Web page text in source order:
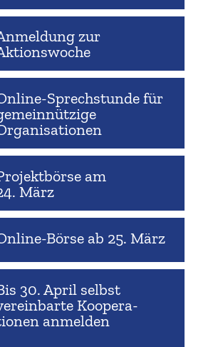
zur
Sprechstunde für
am
März
Börse ab 25. März
30. April selbst
Koope­ra­
anmelden